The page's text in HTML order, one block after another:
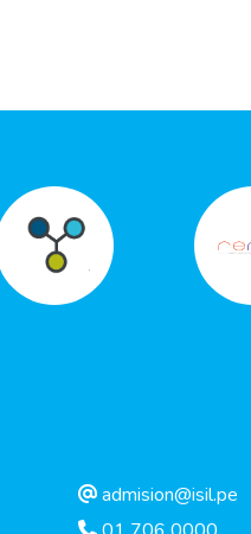
admision@isil.pe